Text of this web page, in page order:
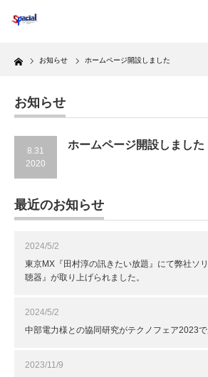
Home お知らせ ホームページ開設しました
お知らせ
8.31
2020
ホームページ開設しました
最近のお知らせ
2024/5/2
東京MX『田村淳の訊きたい放題』にて弊社ソ
聴器』が取り上げられました。
2024/5/2
中部電力様との協同研究がテクノフェア2023で
2023/11/9